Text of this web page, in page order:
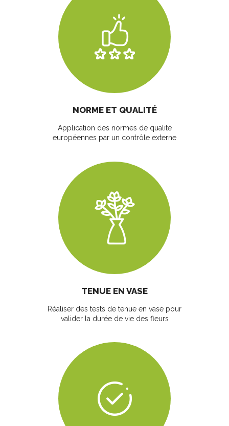
NORME ET QUALITÉ
Application des normes de qualité
européennes par un contrôle externe
TENUE EN VASE
Réaliser des tests de tenue en vase pour
valider la durée de vie des fleurs